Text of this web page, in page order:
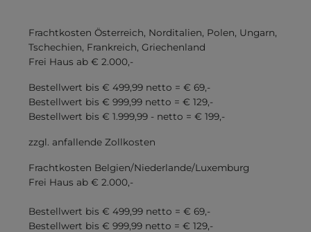
Frachtkosten Österreich, Norditalien, Polen, Ungarn,
Tschechien, Frankreich, Griechenland
Frei Haus ab € 2.000,-
Bestellwert bis € 499,99 netto = € 69,-
Bestellwert bis € 999,99 netto = € 129,-
Bestellwert bis € 1.999,99 - netto = € 199,-
zzgl. anfallende Zollkosten
Frachtkosten Belgien/Niederlande/Luxemburg
Frei Haus ab € 2.000,-
Bestellwert bis € 499,99 netto = € 69,-
Bestellwert bis € 999,99 netto = € 129,-